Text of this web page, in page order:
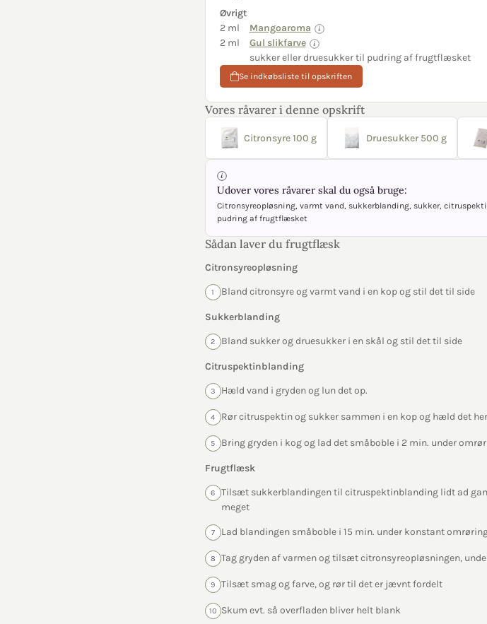
Øvrigt
2 ml
Mangoaroma
2 ml
Gul slikfarve
sukker eller druesukker til pudring af frugtflæsket
Se indkøbsliste til opskriften
Vores råvarer i denne opskrift
Citronsyre 100 g Druesukker 500 g
Udover vores råvarer skal du også bruge:
Citronsyreopløsning, varmt vand, sukkerblanding, sukker,
pudring af frugtflæsket
Sådan laver du frugtflæsk
Citronsyreopløsning
1 Bland citronsyre og varmt vand i en kop og stil det til side
Sukkerblanding
2 Bland sukker og druesukker i en skål og stil det til side
Citruspektinblanding
3 Hæld vand i gryden og lun det op.
4 Rør citruspektin og sukker sammen i en kop og hæld det
5 Bring gryden i kog og lad det småboble i 2 min. under
Frugtflæsk
6
Tilsæt sukkerblandingen til citruspektinblanding lidt ad
meget
7 Lad blandingen småboble i 15 min. under konstant
8 Tag gryden af varmen og tilsæt citronsyreopløsningen,
9 Tilsæt smag og farve, og rør til det er jævnt fordelt
10 Skum evt. så overfladen bliver helt blank